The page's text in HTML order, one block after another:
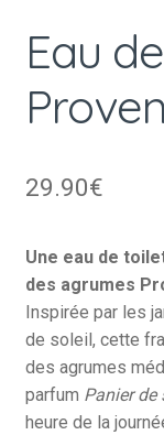
Eau
29.90€
Une eau de
des agrumes
Inspirée par les
de soleil, cette
des agrumes
parfum Panier de
heure de la